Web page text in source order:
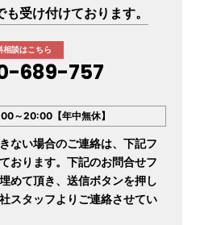
受け付けております。
相談はこちら
689-757
～20:00【年中無休】
ない場合のご連絡は、下記フ
おります。下記のお問合せフ
めて頂き、送信ボタンを押し
スタッフよりご連絡させてい